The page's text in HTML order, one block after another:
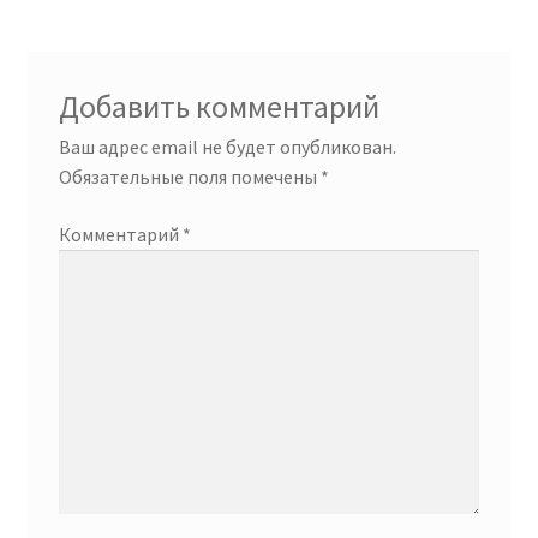
Добавить комментарий
Ваш адрес email не будет опубликован.
Обязательные поля помечены *
Комментарий *